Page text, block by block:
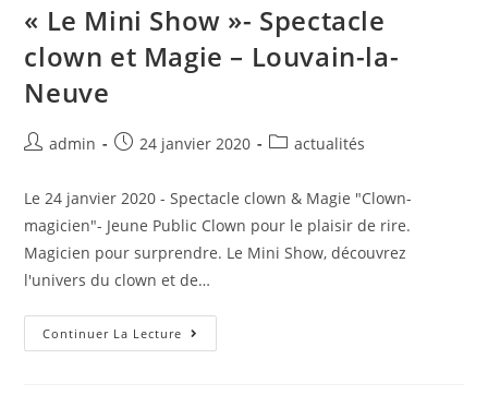
« Le Mini Show »- Spectacle
clown et Magie – Louvain-la-
Neuve
admin 24 janvier 2020 actualités
Le 24 janvier 2020 - Spectacle clown & Magie "Clown-
magicien"- Jeune Public Clown pour le plaisir de rire.
Magicien pour surprendre. Le Mini Show, découvrez
l'univers du clown et de…
Continuer La Lecture